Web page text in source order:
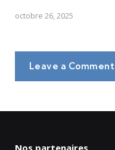
octobre 26, 2025
Leave a Comment